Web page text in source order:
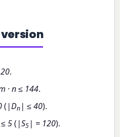
.
· n ≤ 144.
( |Dn | ≤ 40).
5( |S5 | = 120).